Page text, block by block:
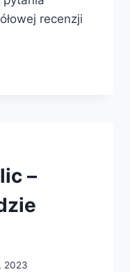
recenzji
–
2023